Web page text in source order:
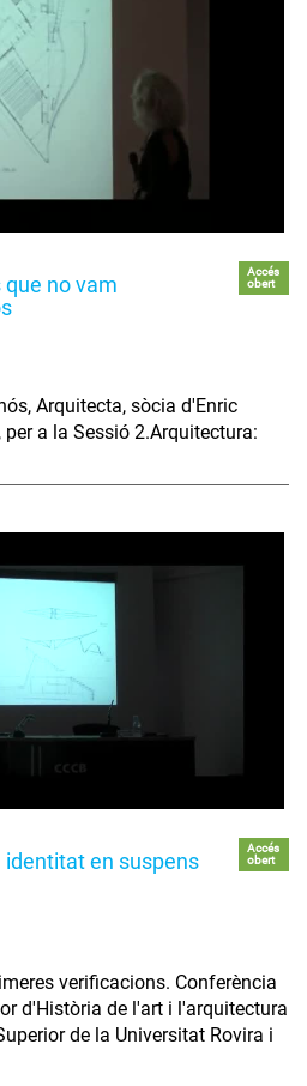
que no vam
Accés
obert
Arquitecta, sòcia d'Enric
a la Sessió 2.Arquitectura:
identitat en suspens
Accés
obert
verificacions. Conferència
d'Història de l'art i l'arquitectura
de la Universitat Rovira i